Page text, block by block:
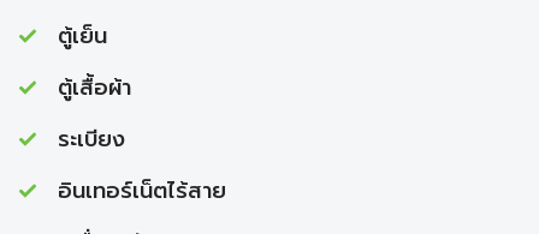
ตู้เย็น
ตู้เสื้อผ้า
ระเบียง
อินเทอร์เน็ตไร้สาย